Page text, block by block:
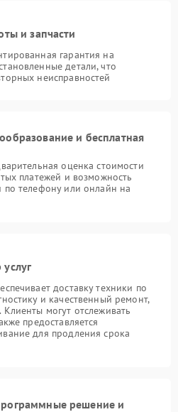
и запчасти
гарантия на
детали, что
неисправностей
и бесплатная
оценка стоимости
платежей и возможность
по телефону или онлайн на
доставку техники по
и качественный ремонт,
могут отслеживать
предоставляется
для продления срока
решение и